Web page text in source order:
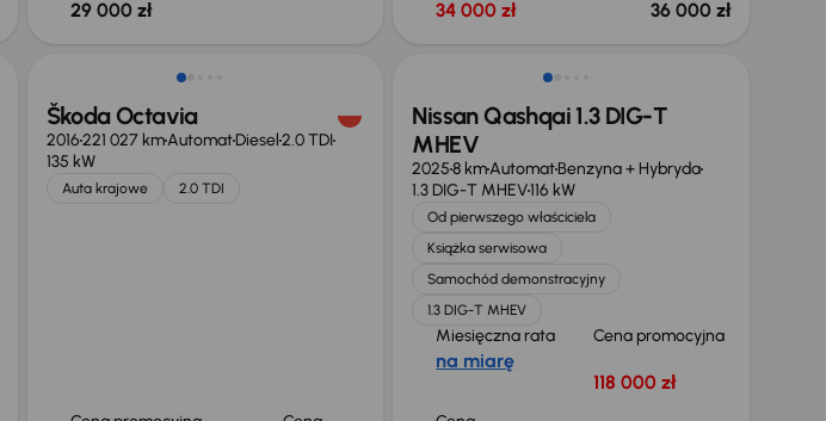
29 000 zł 34 000 zł 36 000 zł
Škoda Octavia
2016221 027 kmAutomatDiesel2.0 TDI
135 kW
Auta krajowe 2.0 TDI
Od nowego taniej o 36 775 zł
Nissan Qashqai 1.3 DIG-T
MHEV
20258 kmAutomatBenzyna + Hybryda
1.3 DIG-T MHEV116 kW
Od pierwszego właściciela
Książka serwisowa
Samochód demonstracyjny
1.3 DIG-T MHEV
Miesięczna rata
na miarę
Cena promocyjna
118 000 zł